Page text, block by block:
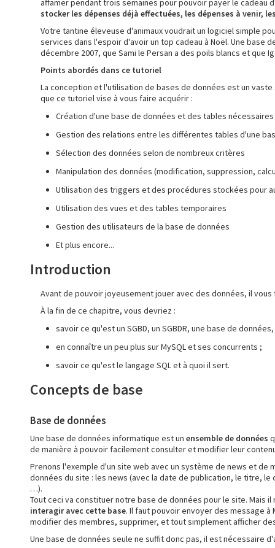
affamer pendant trois semaines pour pouvoir payer le
stocker les dépenses déjà effectuées, les dépenses à venir,
Votre tantine éleveuse d'animaux voudrait un logiciel simple
services dans l'espoir d'avoir un top cadeau à Noël. Une base
décembre 2007, que Sami le Persan a des poils blancs et
Points abordés dans ce tutoriel
La conception et l'utilisation de bases de données est un
que ce tutoriel vise à vous faire acquérir :
Création d'une base de données et des tables
Gestion des relations entre les différentes tables d'une
Sélection des données selon de nombreux critères
Manipulation des données (modification, suppression,
Utilisation des triggers et des procédures stockées pour
Utilisation des vues et des tables temporaires
Gestion des utilisateurs de la base de données
Et plus encore...
Introduction
Avant de pouvoir joyeusement jouer avec des données, il
À la fin de ce chapitre, vous devriez :
savoir ce qu'est un SGBD, un SGBDR, une base de
en connaître un peu plus sur MySQL et ses concurrents ;
savoir ce qu'est le langage SQL et à quoi il sert.
Concepts de base
Base de données
Une base de données informatique est un ensemble de données
de manière à pouvoir facilement consulter et modifier leur
Prenons l'exemple d'un site web avec un système de news et de
données du site : les news (avec la date de publication, le titre,
…).
Tout ceci va constituer notre base de données pour le site. Mais
interagir avec cette base. Il faut pouvoir envoyer des message à
modifier des membres, supprimer, et tout simplement afficher
Une base de données seule ne suffit donc pas, il est nécessaire